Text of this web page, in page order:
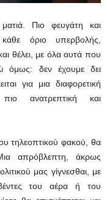
Πιο φευγάτη και
όριο υπερβολής,
θέλει, με όλα αυτά που
όμως: δεν έχουμε δει
για μια διαφορετική
ανατρεπτική και
τηλεοπτικού φακού, θα
απρόβλεπτη, άκρως
μας γίγνεσθαι, με
του αέρα ή του